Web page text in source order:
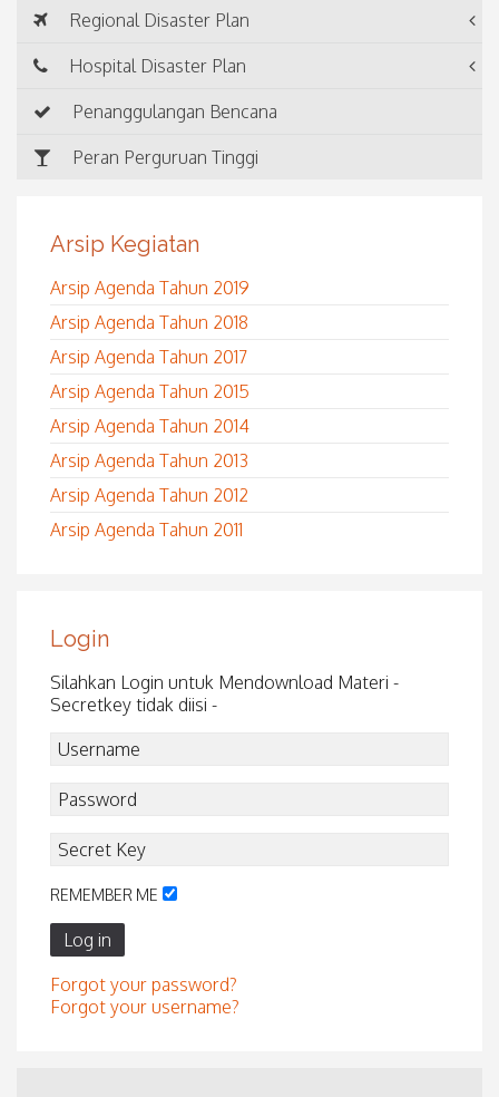
Regional Disaster Plan
Hospital Disaster Plan
Penanggulangan Bencana
Peran Perguruan Tinggi
Arsip Kegiatan
Arsip Agenda Tahun 2019
Arsip Agenda Tahun 2018
Arsip Agenda Tahun 2017
Arsip Agenda Tahun 2015
Arsip Agenda Tahun 2014
Arsip Agenda Tahun 2013
Arsip Agenda Tahun 2012
Arsip Agenda Tahun 2011
Login
Silahkan Login untuk Mendownload Materi -
Secretkey tidak diisi -
REMEMBER ME
Log in
Forgot your password?
Forgot your username?